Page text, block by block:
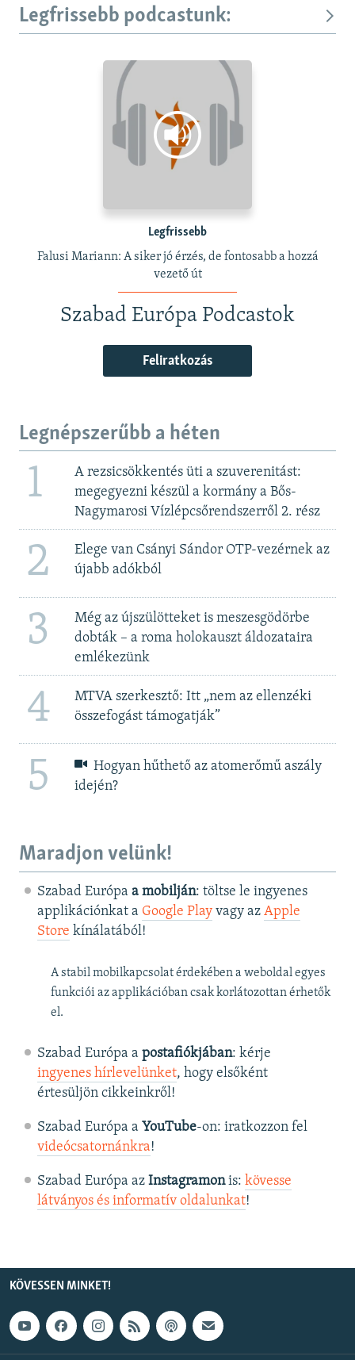
Legfrissebb podcastunk:
Legfrissebb
Falusi Mariann: A siker jó érzés, de fontosabb a hozzá
vezető út
Szabad Európa Podcastok
Feliratkozás
Legnépszerűbb a héten
1
A rezsicsökkentés üti a szuverenitást:
megegyezni készül a kormány a Bős-
Nagymarosi Vízlépcsőrendszerről 2. rész
2
Elege van Csányi Sándor OTP-vezérnek az
újabb adókból
3
Még az újszülötteket is meszesgödörbe
dobták – a roma holokauszt áldozataira
emlékezünk
4
MTVA szerkesztő: Itt „nem az ellenzéki
összefogást támogatják”
5
Hogyan hűthető az atomerőmű aszály
idején?
Maradjon velünk!
Szabad Európa a mobilján: töltse le ingyenes
applikációnkat a Google Playvagy az Apple
Store kínálatából!
A stabil mobilkapcsolat érdekében a weboldal egyes
funkciói az applikációban csak korlátozottan érhetők
el.
Szabad Európa a postafiókjában: kérje
ingyenes hírlevelünket, hogy elsőként
értesüljön cikkeinkről!
Szabad Európa a YouTube-on: iratkozzon fel
videócsatornánkra!
Szabad Európa az Instagramonis: kövesse
látványos és informatív oldalunkat! ​
KÖVESSEN MINKET!